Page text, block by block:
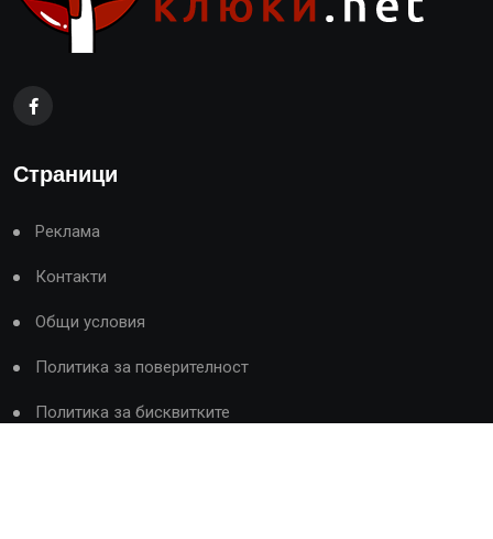
Страници
Реклама
Контакти
Общи условия
Политика за поверителност
Политика за бисквитките